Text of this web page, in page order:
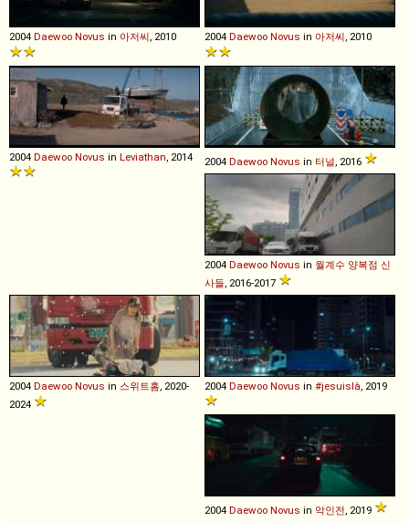
2004 Daewoo Novus in 아저씨, 2010 2004 Daewoo Novus in 아저씨, 2010
2004 Daewoo Novus in Leviathan, 2014 2004 Daewoo Novus in 터널, 2016
2004 Daewoo Novus in 월계수 양복점 신
사들, 2016-2017
2004 Daewoo Novus in 스위트홈, 2020-
2024
2004 Daewoo Novus in #jesuislà, 2019
2004 Daewoo Novus in 악인전, 2019